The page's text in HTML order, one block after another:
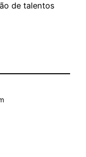
de talentos